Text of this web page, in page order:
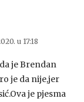
u 17:18
je Brendan
je da nije,jer
je pjesma